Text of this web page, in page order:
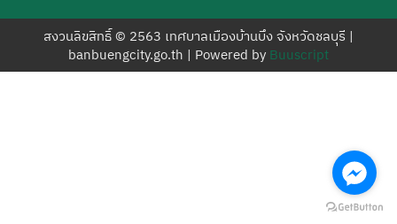
สงวนลิขสิทธิ์ © 2563 เทศบาลเมืองบ้านบึง จังหวัดชลบุรี |
banbuengcity.go.th | Powered by Buuscript